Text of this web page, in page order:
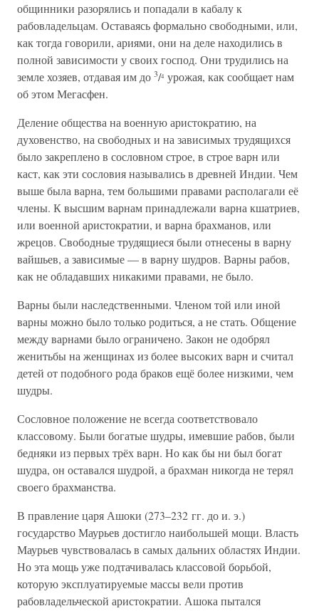
общинники разорялись и попадали в кабалу к
рабовладельцам. Оставаясь формально свободными, или,
как тогда говорили, ариями, они на деле находились в
полной зависимости у своих господ. Они трудились на
земле хозяев, отдавая им до 3/4 урожая, как сообщает нам
об этом Мегасфен.
Деление общества на военную аристократию, на
духовенство, на свободных и на зависимых трудящихся
было закреплено в сословном строе, в строе варн или
каст, как эти сословия назывались в древней Индии. Чем
выше была варна, тем большими правами располагали её
члены. К высшим варнам принадлежали варна кшатриев,
или военной аристократии, и варна брахманов, или
жрецов. Свободные трудящиеся были отнесены в варну
вайшьев, а зависимые — в варну шудров. Варны рабов,
как не обладавших никакими правами, не было.
Варны были наследственными. Членом той или иной
варны можно было только родиться, а не стать. Общение
между варнами было ограничено. Закон не одобрял
женитьбы на женщинах из более высоких варн и считал
детей от подобного рода браков ещё более низкими, чем
шудры.
Сословное положение не всегда соответствовало
классовому. Были богатые шудры, имевшие рабов, были
бедняки из первых трёх варн. Но как бы ни был богат
шудра, он оставался шудрой, а брахман никогда не терял
своего брахманства.
В правление царя Ашоки (273–232 гг. до и. э.)
государство Маурьев достигло наибольшей мощи. Власть
Маурьев чувствовалась в самых дальних областях Индии.
Но эта мощь уже подтачивалась классовой борьбой,
которую эксплуатируемые массы вели против
рабовладельческой аристократии. Ашока пытался